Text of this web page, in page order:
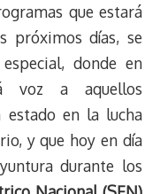
que estará
próximos días, se
donde en
voz a aquellos
estado en la lucha
y que hoy en día
durante los